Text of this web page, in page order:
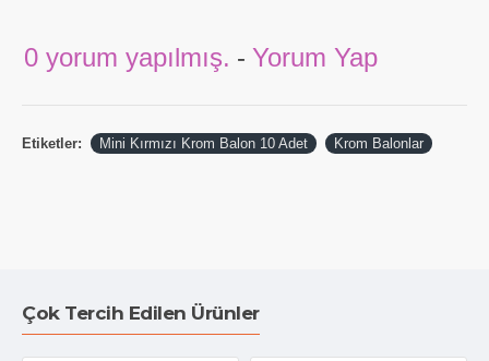
0 yorum yapılmış. - Yorum Yap
Etiketler: Mini Kırmızı Krom Balon 10 Adet Krom Balonlar
Çok Tercih Edilen Ürünler